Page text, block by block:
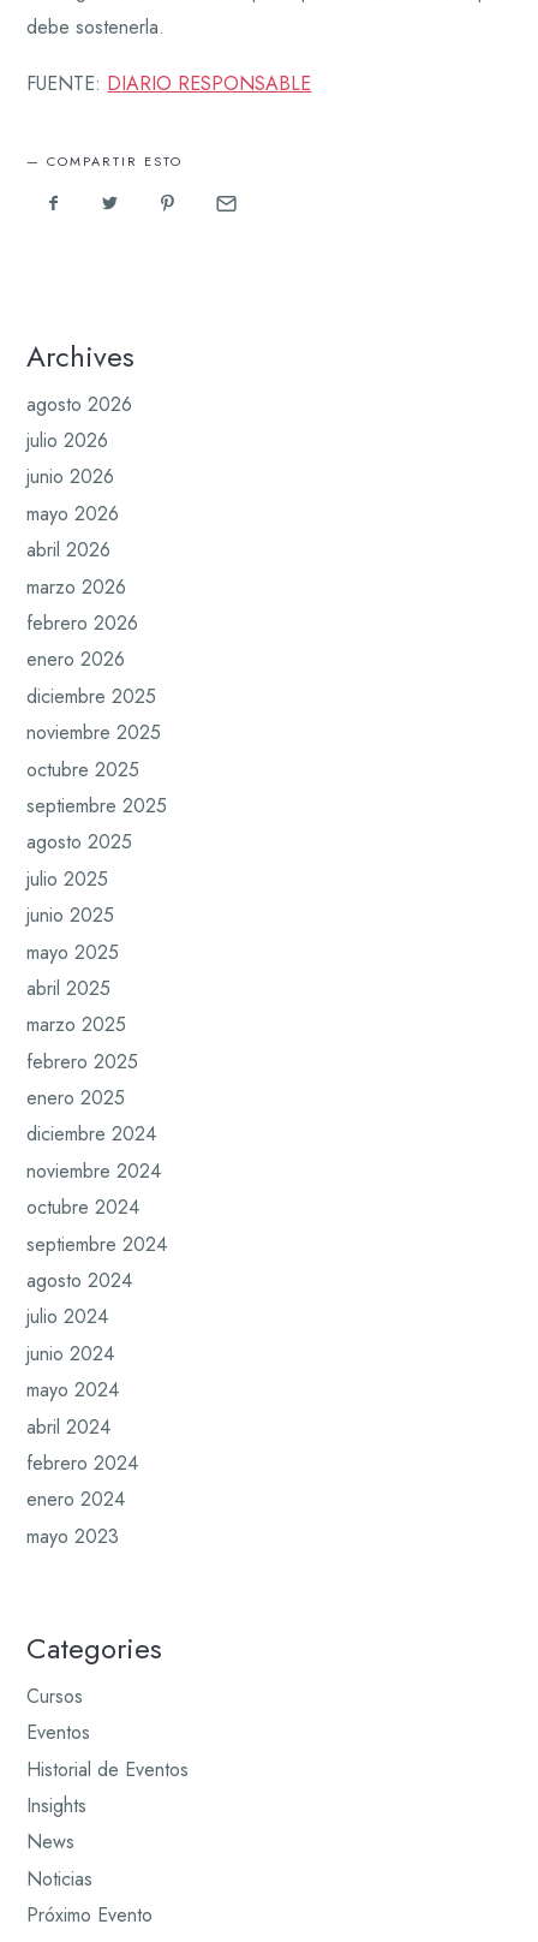
debe sostenerla.
FUENTE: DIARIO RESPONSABLE
COMPARTIR ESTO
Archives
agosto 2026
julio 2026
junio 2026
mayo 2026
abril 2026
marzo 2026
febrero 2026
enero 2026
diciembre 2025
noviembre 2025
octubre 2025
septiembre 2025
agosto 2025
julio 2025
junio 2025
mayo 2025
abril 2025
marzo 2025
febrero 2025
enero 2025
diciembre 2024
noviembre 2024
octubre 2024
septiembre 2024
agosto 2024
julio 2024
junio 2024
mayo 2024
abril 2024
febrero 2024
enero 2024
mayo 2023
Categories
Cursos
Eventos
Historial de Eventos
Insights
News
Noticias
Próximo Evento